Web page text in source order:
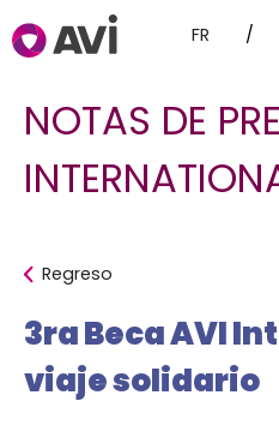
FR /
NOTAS DE
Regreso
3ra Beca AVI
viaje solidario